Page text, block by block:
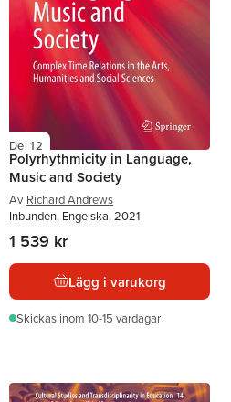
Del 12
Polyrhythmicity in Language,
Music and Society
Av Richard Andrews
Inbunden, Engelska, 2021
1 539 kr
Lägg i varukorg
Skickas inom 10-15 vardagar